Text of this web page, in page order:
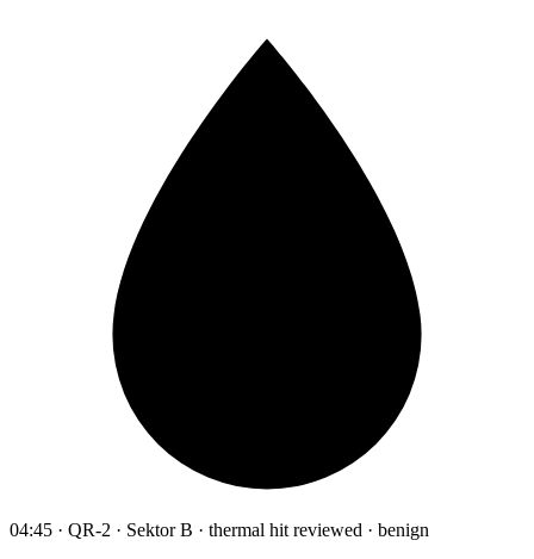
04:45 · QR-2 · Sektor B · thermal hit reviewed · benign